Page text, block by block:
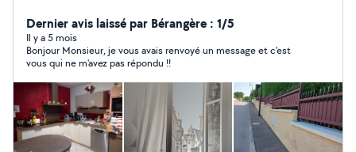
vos projets de travaux de rénovation SERGE RENOV A
VOTRE SERVICE
Dernier avis laissé par Bérangère : 1/5
Il y a 5 mois
Bonjour Monsieur, je vous avais renvoyé un message et c'est
vous qui ne m'avez pas répondu !!